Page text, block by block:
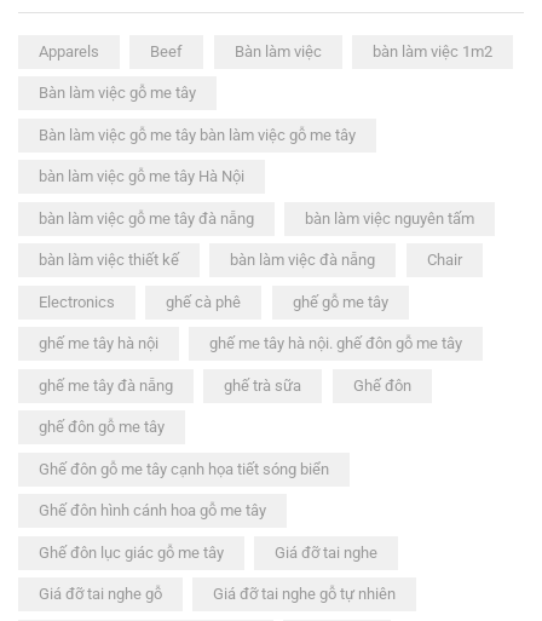
Apparels Beef Bàn làm việc bàn làm việc 1m2
Bàn làm việc gỗ me tây
Bàn làm việc gỗ me tây bàn làm việc gỗ me tây
bàn làm việc gỗ me tây Hà Nội
bàn làm việc gỗ me tây đà nẵng bàn làm việc nguyên tấm
bàn làm việc thiết kế bàn làm việc đà nẵng Chair
Electronics ghế cà phê ghế gỗ me tây
ghế me tây hà nội ghế me tây hà nội. ghế đôn gỗ me tây
ghế me tây đà nẵng ghế trà sữa Ghế đôn
ghế đôn gỗ me tây
Ghế đôn gỗ me tây cạnh họa tiết sóng biển
Ghế đôn hình cánh hoa gỗ me tây
Ghế đôn lục giác gỗ me tây Giá đỡ tai nghe
Giá đỡ tai nghe gỗ Giá đỡ tai nghe gỗ tự nhiên